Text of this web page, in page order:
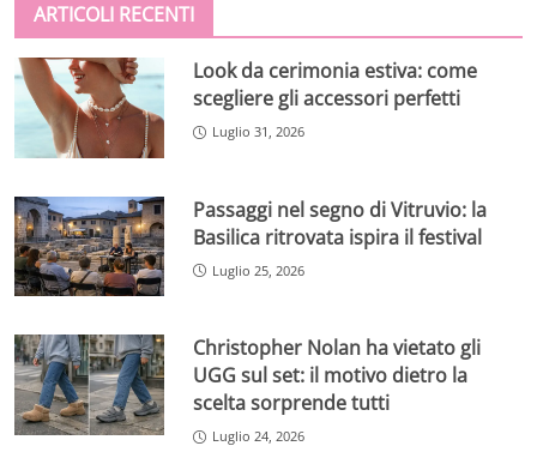
ARTICOLI RECENTI
Look da cerimonia estiva: come
scegliere gli accessori perfetti
Luglio 31, 2026
Passaggi nel segno di Vitruvio: la
Basilica ritrovata ispira il festival
Luglio 25, 2026
Christopher Nolan ha vietato gli
UGG sul set: il motivo dietro la
scelta sorprende tutti
Luglio 24, 2026